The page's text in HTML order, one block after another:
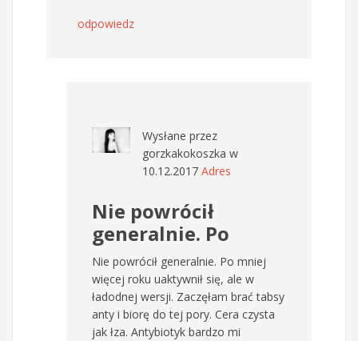
odpowiedz
Wysłane przez
gorzkakokoszka w
10.12.2017 Adres
Nie powrócił
generalnie. Po
Nie powrócił generalnie. Po mniej
więcej roku uaktywnił się, ale w
ładodnej wersji. Zaczęłam brać tabsy
anty i biorę do tej pory. Cera czysta
jak łza. Antybiotyk bardzo mi